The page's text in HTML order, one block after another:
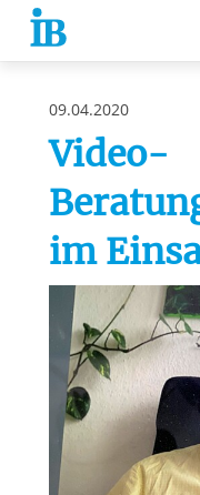
Springe zum Inhalt
09.04.2020
Video-
im